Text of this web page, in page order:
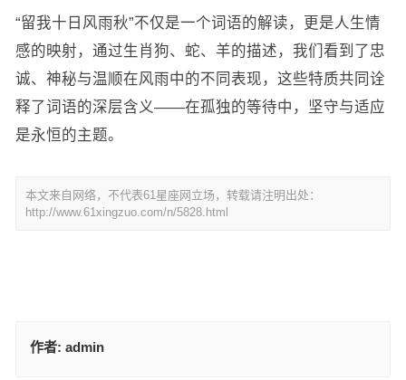
“留我十日风雨秋”不仅是一个词语的解读，更是人生情
感的映射，通过生肖狗、蛇、羊的描述，我们看到了忠
诚、神秘与温顺在风雨中的不同表现，这些特质共同诠
释了词语的深层含义——在孤独的等待中，坚守与适应
是永恒的主题。
本文来自网络，不代表61星座网立场，转载请注明出处：
http://www.61xingzuo.com/n/5828.html
作者: admin